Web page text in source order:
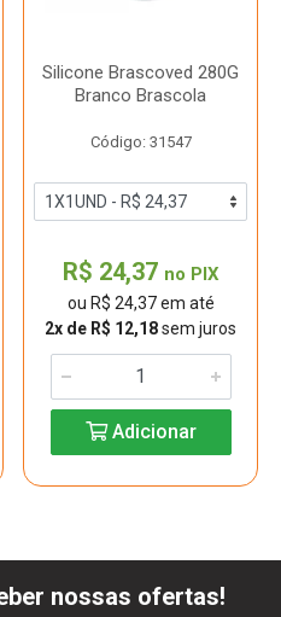
Silicone Brascoved 280G
Branco Brascola
Código: 31547
R$ 24,37 no PIX
ou R$ 24,37 em até
2x de R$ 12,18sem juros
Adicionar
nossas ofertas!